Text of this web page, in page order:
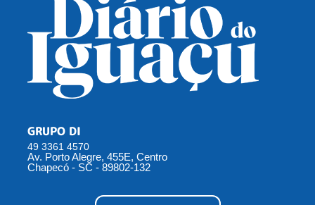
GRUPO DI
49 3361 4570
Av. Porto Alegre, 455E, Centro
Chapecó - SC - 89802-132